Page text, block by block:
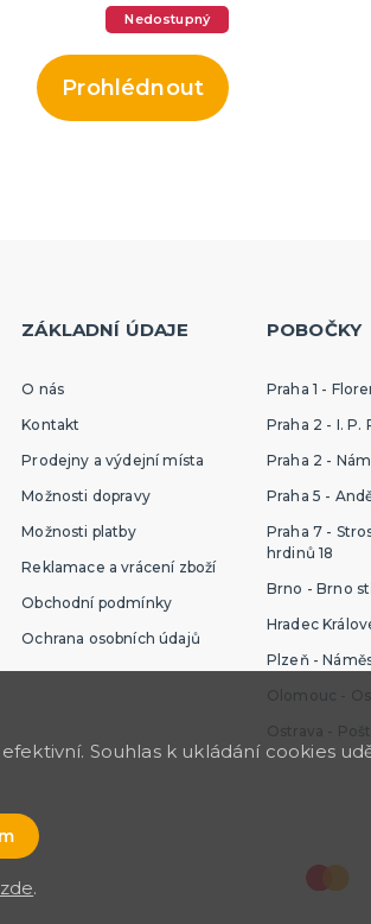
Nedostupný
Prohlédnout
ZÁKLADNÍ ÚDAJE
O nás
Kontakt
Prodejny a výdejní místa
Možnosti dopravy
Možnosti platby
Reklamace a vrácení zboží
Obchodní podmínky
Ochrana osobních údajů
POBOČKY
Praha 1 -
Praha 2 - I. P.
Praha 2 -
Praha 5 -
Praha 7 -
hrdinů 18
Brno - Brno
Hradec
Plzeň -
Olomouc -
Ostrava -
Souhlas k ukládání cookies
zde.